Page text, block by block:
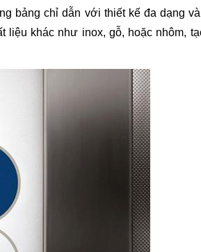
bảng chỉ dẫn với thiết kế đa dạng
khác như inox, gỗ, hoặc nhôm,